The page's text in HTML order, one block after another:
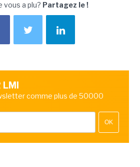
vous a plu? Partagez le !
comme plus de 50000
OK